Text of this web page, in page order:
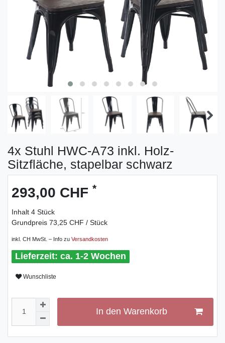
4x Stuhl HWC-A73 inkl. Holz-
Sitzfläche, stapelbar schwarz
293,00 CHF *
Inhalt 4 Stück
Grundpreis 73,25 CHF / Stück
inkl. CH MwSt. – Info zu Versandkosten
ca. 1-2 Wochen
Wunschliste
In den Warenkorb